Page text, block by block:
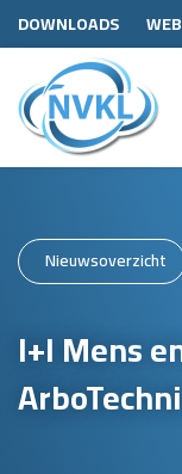
DOWNLOADS
Nieuwsoverzicht
I+I Mens